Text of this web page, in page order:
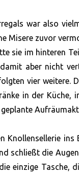
war also
Misere zuvor
sie im hinteren
aber nicht
vier weitere.
in der Küche,
Knollensellerie
schließt die
einzige Tasche,